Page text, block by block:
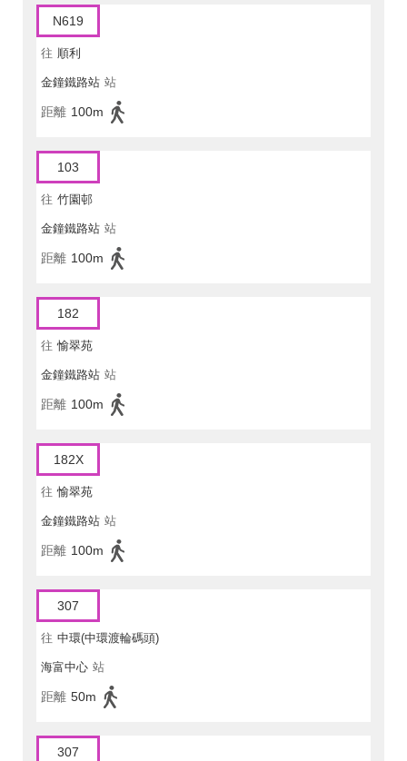
N619
往 順利
金鐘鐵路站 站
距離 100m
103
往 竹園邨
金鐘鐵路站 站
距離 100m
182
往 愉翠苑
金鐘鐵路站 站
距離 100m
182X
往 愉翠苑
金鐘鐵路站 站
距離 100m
307
往 中環(中環渡輪碼頭)
海富中心 站
距離 50m
307